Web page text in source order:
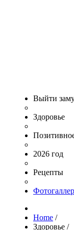
Выйти
Здоровье
2026 год
Рецепты
Home /
Здоровье /